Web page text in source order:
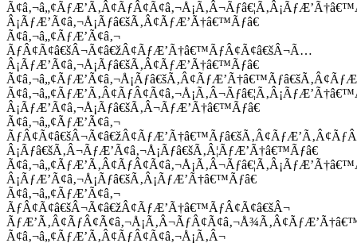
Â¡ÃƒÆ’Ã¢â‚¬Å¡Ãƒâ€šÃ‚Â¢ÃƒÆ’Ã†â€™Ãƒâ€
Ã¢â‚¬â„¢ÃƒÆ’Ã¢â‚¬
ÃƒÂ¢Ã¢â€šÂ¬Ã¢â€žÂ¢ÃƒÆ’Ã†â€™ÃƒÂ¢Ã¢â€šÂ¬Ã…
Â¡ÃƒÆ’Ã¢â‚¬Å¡Ãƒâ€šÃ‚Â¢ÃƒÆ’Ã†â€™Ãƒâ€
Â¡ÃƒÆ’Ã¢â‚¬Å¡Ãƒâ€šÃ‚Â¬ÃƒÆ’Ã†â€™Ãƒâ€
Ã¢â‚¬â„¢ÃƒÆ’Ã¢â‚¬
Â¡Ãƒâ€šÃ‚Â¬ÃƒÆ’Ã¢â‚¬Å¡Ãƒâ€šÃ‚Â¦ÃƒÆ’Ã†â€™Ãƒâ€
Â¡ÃƒÆ’Ã¢â‚¬Å¡Ãƒâ€šÃ‚Â¡ÃƒÆ’Ã†â€™Ãƒâ€
Ã¢â‚¬â„¢ÃƒÆ’Ã¢â‚¬
ÃƒÂ¢Ã¢â€šÂ¬Ã¢â€žÂ¢ÃƒÆ’Ã†â€™ÃƒÂ¢Ã¢â€šÂ¬
Ã¢â‚¬â„¢ÃƒÆ’Ã‚Â¢ÃƒÂ¢Ã¢â‚¬Å¡Ã‚Â¬